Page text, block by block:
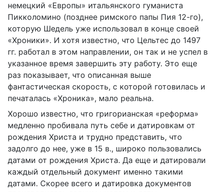
немецкий «Европы» итальянского гуманиста
Пикколомино (позднее римского папы Пия 12-го),
которую Шедель уже использовал в конце своей
«Хроники». И хотя известно, что Цельтес до 1497
гг. работал в этом направлении, он так и не успел в
указанное время завершить эту работу. Это еще
раз показывает, что описанная выше
фантастическая скорость, с которой готовилась и
печаталась «Хроника», мало реальна.
Хорошо известно, что григорианская «реформа»
медленно пробивала путь себе и датировкам от
рождения Христа и трудно представить, что
задолго до нее, уже в 15 в., широко пользовались
датами от рождения Христа. Да еще и датировали
каждый отдельный документ именно такими
датами. Скорее всего и датировка документов